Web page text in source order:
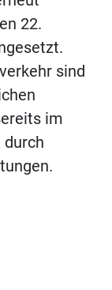
22.
sind
im
durch